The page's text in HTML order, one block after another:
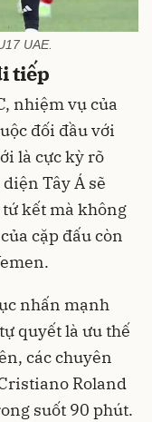
UAE.
tiếp
nhiệm vụ của
đối đầu với
là cực kỳ rõ
Tây Á sẽ
kết mà không
cặp đấu còn
nhấn mạnh
quyết là ưu thế
các chuyên
Roland
suốt 90 phút.